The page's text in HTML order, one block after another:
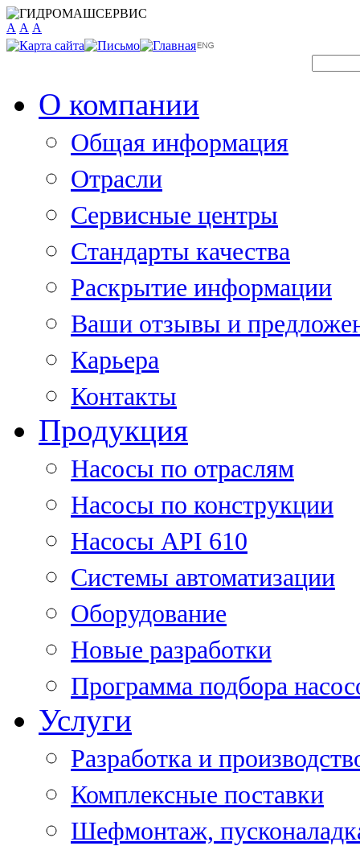
A A A
О компании
Общая информация
Отрасли
Сервисные центры
Стандарты качества
Раскрытие информации
Ваши отзывы и
Карьера
Контакты
Продукция
Насосы по отраслям
Насосы по конструкции
Насосы API 610
Системы автоматизации
Оборудование
Новые разработки
Программа подбора
Услуги
Разработка и
Комплексные поставки
Шефмонтаж,